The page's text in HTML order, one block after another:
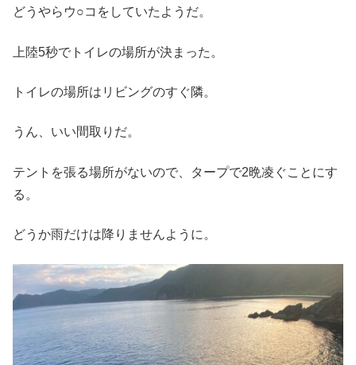
どうやらウ○コをしていたようだ。
上陸5秒でトイレの場所が決まった。
トイレの場所はリビングのすぐ隣。
うん、いい間取りだ。
テントを張る場所がないので、タープで2晩凌ぐことにす
る。
どうか雨だけは降りませんように。